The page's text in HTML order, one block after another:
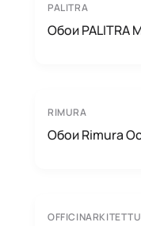
PALITRA
Обои PALITRA
RIMURA
Обои Rimura